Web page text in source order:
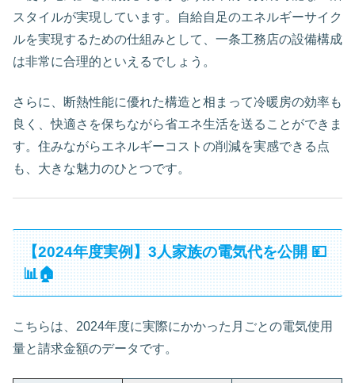
スタイルが実現しています。自給自足のエネルギーサイク
ルを実現するための仕組みとして、一条工務店の設備構成
は非常に合理的といえるでしょう。
さらに、断熱性能に優れた構造と相まって冷暖房の効率も
良く、快適さを保ちながら省エネ生活を送ることができま
す。住みながらエネルギーコストの削減を実感できる点
も、大きな魅力のひとつです。
【2024年度実例】3人家族の電気代を公開 💴
📊🏠
こちらは、2024年度に実際にかかった月ごとの電気使用
量と請求金額のデータです。